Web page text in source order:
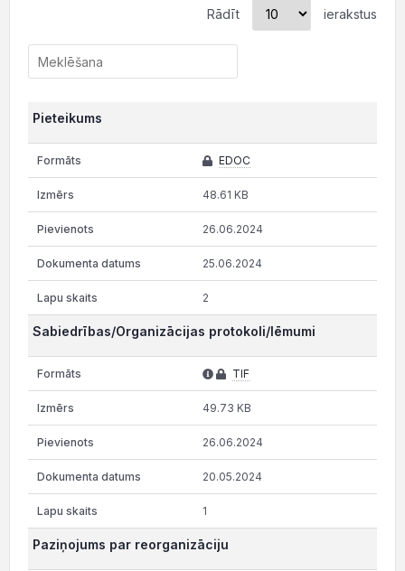
Rādīt ierakstus
Pieteikums
EDOC
48.61 KB
26.06.2024
25.06.2024
2
Sabiedrības/Organizācijas protokoli/lēmumi
TIF
49.73 KB
26.06.2024
20.05.2024
1
Paziņojums par reorganizāciju